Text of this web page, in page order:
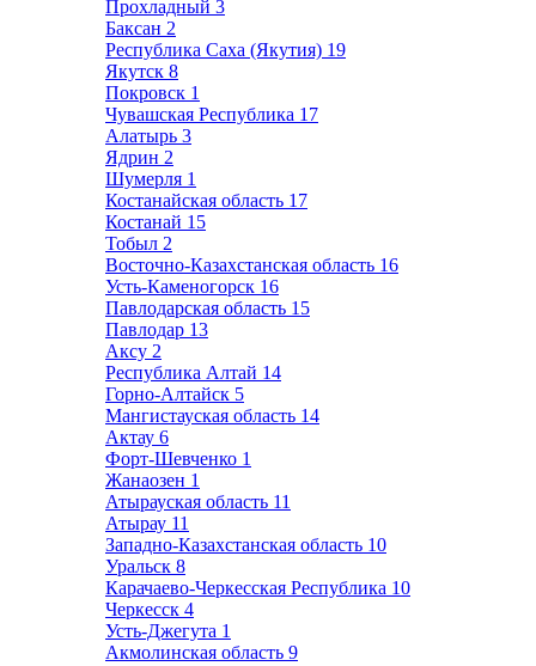
Прохладный 3
Баксан 2
Республика Саха (Якутия) 19
Якутск 8
Покровск 1
Чувашская Республика 17
Алатырь 3
Ядрин 2
Шумерля 1
Костанайская область 17
Костанай 15
Тобыл 2
Восточно-Казахстанская область 16
Усть-Каменогорск 16
Павлодарская область 15
Павлодар 13
Аксу 2
Республика Алтай 14
Горно-Алтайск 5
Мангистауская область 14
Актау 6
Форт-Шевченко 1
Жанаозен 1
Атырауская область 11
Атырау 11
Западно-Казахстанская область 10
Уральск 8
Карачаево-Черкесская Республика 10
Черкесск 4
Усть-Джегута 1
Акмолинская область 9